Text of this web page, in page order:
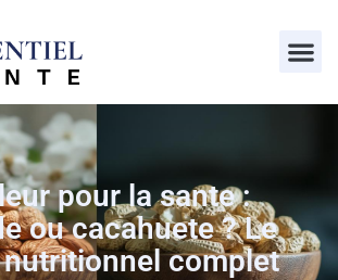
pour la sante :
ou cacahuete ? Le
complet